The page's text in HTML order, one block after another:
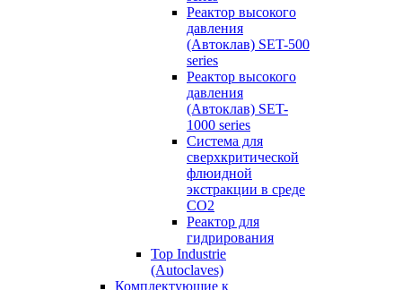
Реактор высокого
давления
(Автоклав) SET-500
series
Реактор высокого
давления
(Автоклав) SET-
1000 series
Система для
сверхкритической
флюидной
экстракции в среде
СО2
Реактор для
гидрирования
Top Industrie
(Autoclaves)
Комплектующие к